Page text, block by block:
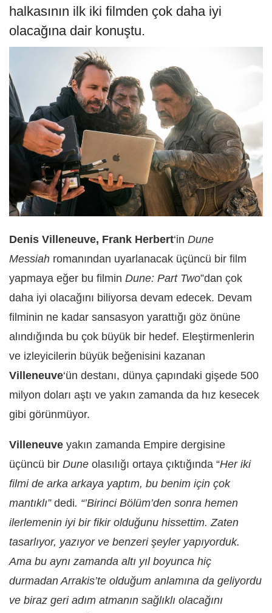
halkasının ilk iki filmden çok daha iyi
olacağına dair konuştu.
Denis Villeneuve, Frank Herbert‘in Dune
Messiah romanından uyarlanacak üçüncü bir film
yapmaya eğer bu filmin Dune: Part Two”dan çok
daha iyi olacağını biliyorsa devam edecek. Devam
filminin ne kadar sansasyon yarattığı göz önüne
alındığında bu çok büyük bir hedef. Eleştirmenlerin
ve izleyicilerin büyük beğenisini kazanan
Villeneuve‘ün destanı, dünya çapındaki gişede 500
milyon doları aştı ve yakın zamanda da hız kesecek
gibi görünmüyor.
Villeneuve yakın zamanda Empire dergisine
üçüncü bir Dune olasılığı ortaya çıktığında “Her iki
filmi de arka arkaya yaptım, bu benim için çok
mantıklı”dedi. “’Birinci Bölüm’den sonra hemen
ilerlemenin iyi bir fikir olduğunu hissettim. Zaten
tasarlıyor, yazıyor ve benzeri şeyler yapıyorduk.
Ama bu aynı zamanda altı yıl boyunca hiç
durmadan Arrakis’te olduğum anlamına da geliyordu
ve biraz geri adım atmanın sağlıklı olacağını